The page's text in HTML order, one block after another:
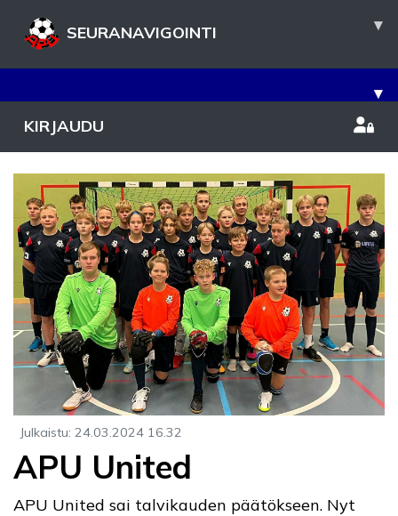
SEURANAVIGOINTI ▾
▾
KIRJAUDU
Julkaistu: 24.03.2024 16.32
APU United
APU United sai talvikauden päätökseen. Nyt